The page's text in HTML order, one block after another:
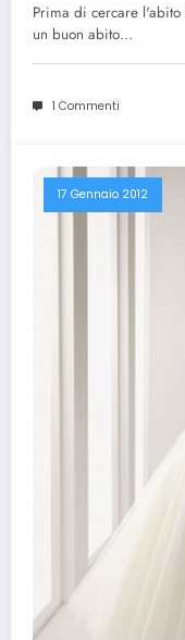
Prima di cercare
un buon abito…
1 Commenti
17 Gennaio 2012